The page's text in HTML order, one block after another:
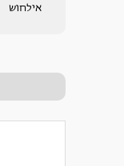
אילחוש